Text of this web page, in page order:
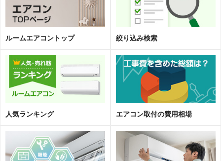
ルームエアコントップ 絞り込み検索
人気ランキング エアコン取付の費用相場